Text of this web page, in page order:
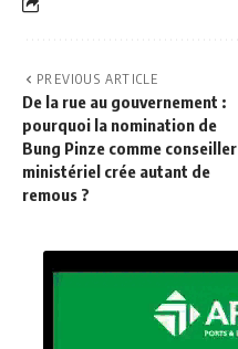
PREVIOUS ARTICLE
De la rue au gouvernement :
pourquoi la nomination de
Bung Pinze comme conseiller
ministériel crée autant de
remous ?